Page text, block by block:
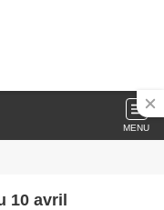
MENU
10 avril